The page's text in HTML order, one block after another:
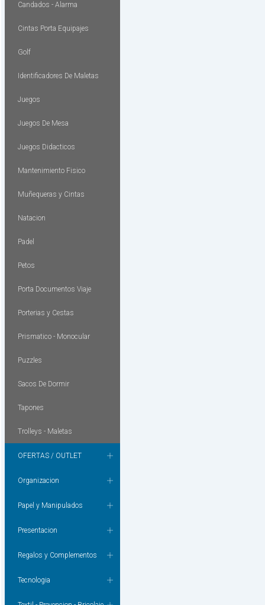
Candados - Alarma
Cintas Porta Equipajes
Golf
Identificadores De Maletas
Juegos
Juegos De Mesa
Juegos Didacticos
Mantenimiento Fisico
Muñequeras y Cintas
Natacion
Padel
Petos
Porta Documentos Viaje
Porterias y Cestas
Prismatico - Monocular
Puzzles
Sacos De Dormir
Tapones
Trolleys - Maletas
OFERTAS / OUTLET
Organizacion
Papel y Manipulados
Presentacion
Regalos y Complementos
Tecnologia